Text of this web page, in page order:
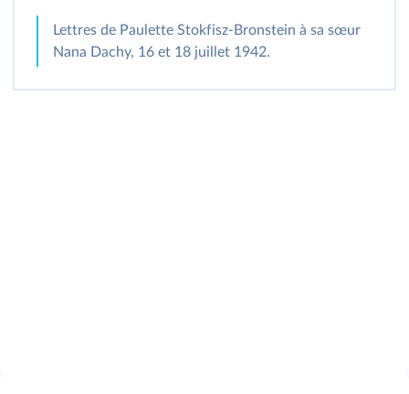
Lettres de Paulette Stokfisz‑Bronstein à sa sœur
Nana Dachy, 16 et 18 juillet 1942.